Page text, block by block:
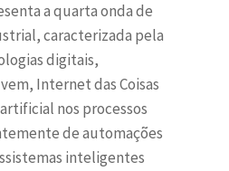
a quarta onda de
caracterizada pela
digitais,
Internet das Coisas
nos processos
de automações
inteligentes